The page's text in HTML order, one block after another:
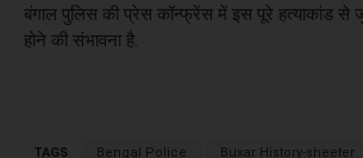
बंगाल पुलिस की प्रेस कॉन्फ्रेंस में इस पूरे हत्याकांड
होने की संभावना है.
TAGS Bengal Police Buxar History-sheeter